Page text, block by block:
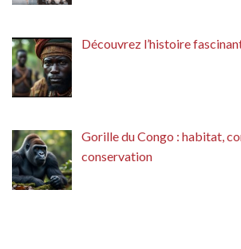
Découvrez l’histoire
Gorille du Congo : habitat,
conservation